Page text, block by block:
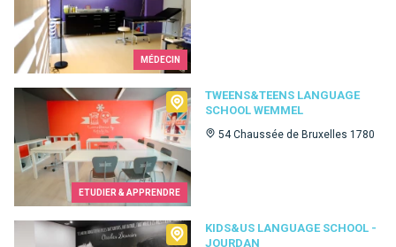
MÉDECIN
ETUDIER & APPRENDRE
TWEENS&TEENS LANGUAGE
SCHOOL WEMMEL
54 Chaussée de Bruxelles 1780
Tweens&Teens language school Wemmel
KIDS&US LANGUAGE SCHOOL -
JOURDAN
Kids&Us language school - Jourdan